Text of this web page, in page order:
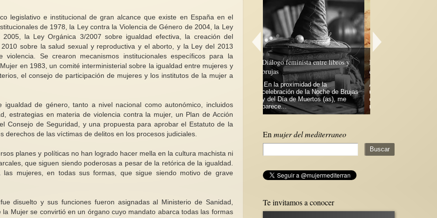
legislativo e institucional de gran alcance que existe en España en el
de 1978, la Ley contra la Violencia de Género de 2004, la Ley
la Ley Orgánica 3/2007 sobre igualdad efectiva, la creación del
sobre la salud sexual y reproductiva y el aborto, y la Ley del 2013
Se crearon mecanismos institucionales específicos para la
en 1983, un comité interministerial sobre la igualdad entre mujeres y
el consejo de participación de mujeres y los institutos de la mujer a
de género, tanto a nivel nacional como autonómico, incluidos
estrategias en materia de violencia contra la mujer, un Plan de Acción
Consejo de Seguridad, y una propuesta para aprobar el Estatuto de la
de las víctimas de delitos en los procesos judiciales.
planes y políticas no han logrado hacer mella en la cultura machista ni
que siguen siendo poderosas a pesar de la retórica de la igualdad.
mujeres, en todas sus formas, que sigue siendo motivo de grave
disuelto y sus funciones fueron asignadas al Ministerio de Sanidad,
Mujer se convirtió en un órgano cuyo mandato abarca todas las formas
El Día de las Escritoras, la defensa
y el aplauso de las Brujas
reivindicar y recomendar a...
Diálogo feminista entre libros y
brujas
celebración de la Noche de Brujas
y del Día de Muertos (as), me
parece...
Nunca la guerra ¡ Siempre personas
como Emma A. Igual ¡
A veces la guerra pareciera solo
un tema de conversación y
cuando alguien cercano y valioso
muere...
En mujer del mediterraneo
Te invitamos a conocer